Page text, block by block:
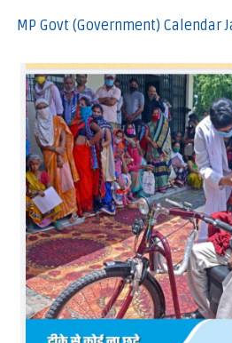
MP Govt (Government) Calendar